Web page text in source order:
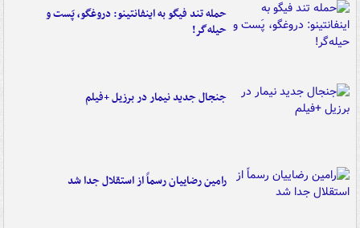
حمله تند فیگو به اینفانتینو: دروغگو، پَست‌ و
حیله‌گر!
جنجال جدید نیمار در برزیل +فیلم
رامین رضاییان رسماً از استقلال جدا شد